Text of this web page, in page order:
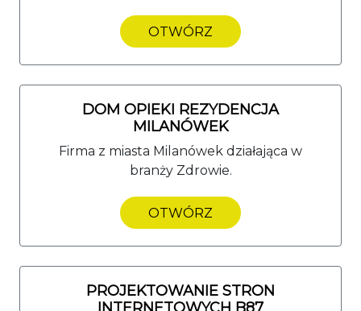
OTWÓRZ
DOM OPIEKI REZYDENCJA
MILANÓWEK
Firma z miasta Milanówek działająca w
branży Zdrowie.
OTWÓRZ
PROJEKTOWANIE STRON